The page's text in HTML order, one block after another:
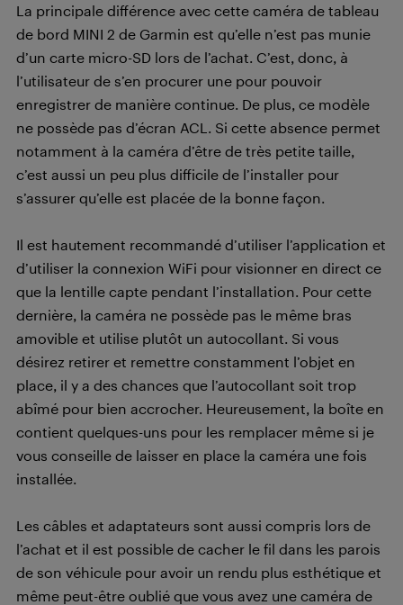
La principale différence avec cette caméra de tableau
de bord MINI 2 de Garmin est qu’elle n’est pas munie
d’un carte micro-SD lors de l’achat. C’est, donc, à
l’utilisateur de s’en procurer une pour pouvoir
enregistrer de manière continue. De plus, ce modèle
ne possède pas d’écran ACL. Si cette absence permet
notamment à la caméra d’être de très petite taille,
c’est aussi un peu plus difficile de l’installer pour
s’assurer qu’elle est placée de la bonne façon.
Il est hautement recommandé d’utiliser l’application et
d’utiliser la connexion WiFi pour visionner en direct ce
que la lentille capte pendant l’installation. Pour cette
dernière, la caméra ne possède pas le même bras
amovible et utilise plutôt un autocollant. Si vous
désirez retirer et remettre constamment l’objet en
place, il y a des chances que l’autocollant soit trop
abîmé pour bien accrocher. Heureusement, la boîte en
contient quelques-uns pour les remplacer même si je
vous conseille de laisser en place la caméra une fois
installée.
Les câbles et adaptateurs sont aussi compris lors de
l’achat et il est possible de cacher le fil dans les parois
de son véhicule pour avoir un rendu plus esthétique et
même peut-être oublié que vous avez une caméra de